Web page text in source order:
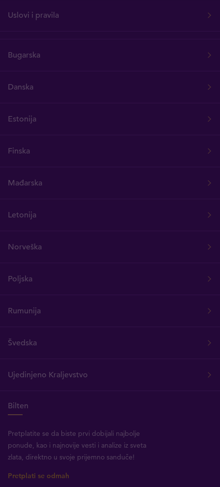
Uslovi i pravila
Bugarska
Danska
Estonija
Finska
Mađarska
Letonija
Norveška
Poljska
Rumunija
Švedska
Ujedinjeno Kraljevstvo
Bilten
Pretplatite se da biste prvi dobijali najbolje
ponude, kao i najnovije vesti i analize iz sveta
zlata, direktno u svoje prijemno sanduče!
Pretplati se odmah